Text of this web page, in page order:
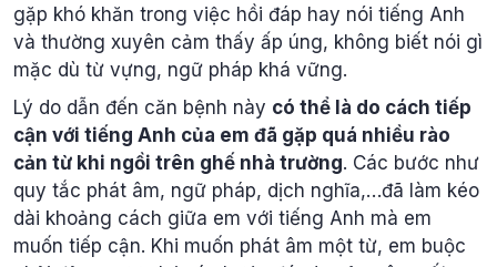
gặp khó khăn trong việc hồi đáp hay nói tiếng Anh
và thường xuyên cảm thấy ấp úng, không biết nói gì
mặc dù từ vựng, ngữ pháp khá vững.
Lý do dẫn đến căn bệnh này có thể là do cách tiếp
cận với tiếng Anh của em đã gặp quá nhiều rào
cản từ khi ngồi trên ghế nhà trường. Các bước như
quy tắc phát âm, ngữ pháp, dịch nghĩa,…đã làm kéo
dài khoảng cách giữa em với tiếng Anh mà em
muốn tiếp cận. Khi muốn phát âm một từ, em buộc